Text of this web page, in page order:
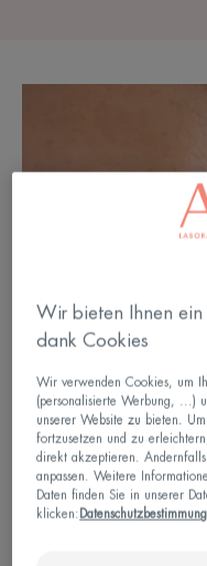
Wir bieten Ihnen ein
dank Cookies
Wir verwenden Cookies, um
(personalisierte Werbung, ...)
unserer Website zu bieten.
fortzusetzen und zu
direkt akzeptieren.
anpassen. Weitere
Daten finden Sie in unserer
klicken: